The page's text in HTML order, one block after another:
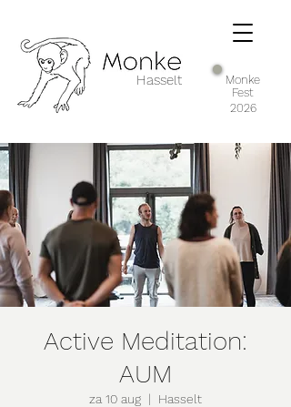
Hasselt
Monke
Fest
2026
Active Meditation:
AUM
za 10 aug
  |
Hasselt